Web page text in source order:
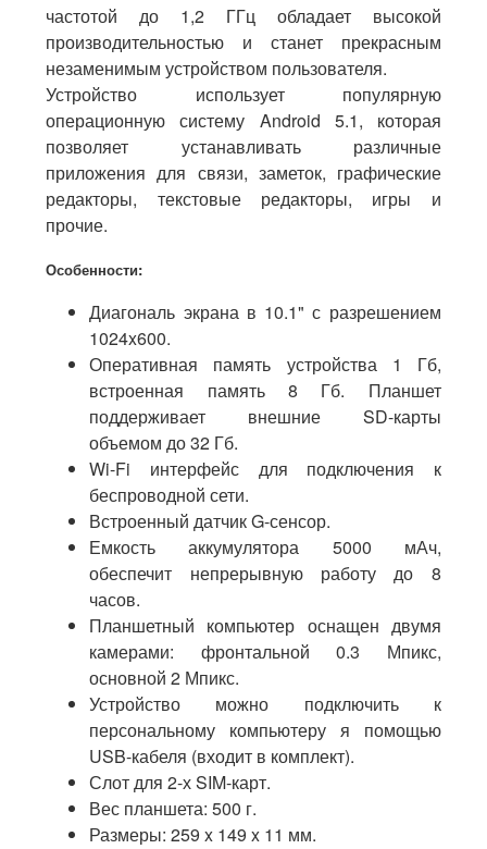
частотой до 1,2 ГГц обладает высокой
производительностью и станет прекрасным
незаменимым устройством пользователя.
Устройство использует популярную
операционную систему Android 5.1, которая
позволяет устанавливать различные
приложения для связи, заметок, графические
редакторы, текстовые редакторы, игры и
прочие.
Особенности:
Диагональ экрана в 10.1" с разрешением
1024x600.
Оперативная память устройства 1 Гб,
встроенная память 8 Гб. Планшет
поддерживает внешние SD-карты
объемом до 32 Гб.
Wi-Fi интерфейс для подключения к
беспроводной сети.
Встроенный датчик G-сенсор.
Емкость аккумулятора 5000 мАч,
обеспечит непрерывную работу до 8
часов.
Планшетный компьютер оснащен двумя
камерами: фронтальной 0.3 Мпикс,
основной 2 Мпикс.
Устройство можно подключить к
персональному компьютеру я помощью
USB-кабеля (входит в комплект).
Слот для 2-х SIM-карт.
Вес планшета: 500 г.
Размеры: 259 x 149 x 11 мм.